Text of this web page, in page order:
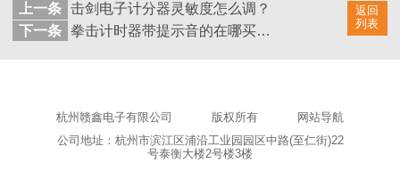
返回
列表
上一条 击剑电子计分器灵敏度怎么调？
下一条
拳击计时器带提示音的在哪买，质量有保证吗?
杭州赣鑫电子有限公司 版权所有
网站导航
公司地址：杭州市滨江区浦沿工业园园区中路(至仁街)22
号泰衡大楼2号楼3楼